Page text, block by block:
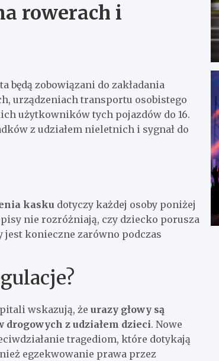
rowerach i
będą zobowiązani do zakładania
urządzeniach transportu osobistego
użytkowników tych pojazdów do 16.
z udziałem nieletnich i sygnał do
kasku dotyczy każdej osoby poniżej
nie rozróżniają, czy dziecko porusza
jest konieczne zarówno podczas
wskazują, że urazy głowy są
z udziałem dzieci. Nowe
tragediom, które dotykają
egzekwowanie prawa przez